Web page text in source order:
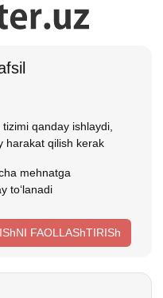
qanday ishlaydi,
harakat qilish kerak
mehnatga
toʻlanadi
FAOLLAShTIRISh